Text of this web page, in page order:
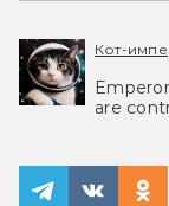
Кот-
are